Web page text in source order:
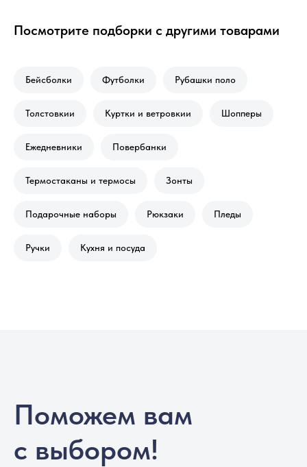
Посмотрите подборки с другими товарами
Бейсболки Футболки Рубашки поло
Толстовкии Куртки и ветровкии Шопперы
Ежедневники Повербанки
Термостаканы и термосы Зонты
Подарочные наборы Рюкзаки Пледы
Ручки Кухня и посуда
Поможем вам
с выбором!